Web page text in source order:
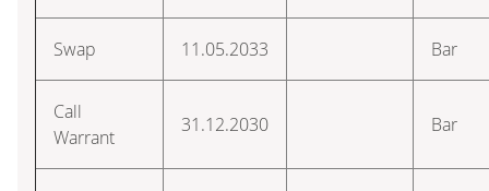
Swap 11.05.2033 Bar
Call
Warrant
31.12.2030 Bar